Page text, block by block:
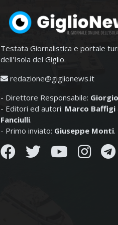
Testata Giornalistica e portale
dell'Isola del Giglio.
redazione@giglionews.it
- Direttore Responsabile:
- Editori ed autori: Marco Baffigi
Fanciulli.
- Primo inviato: Giuseppe Monti.